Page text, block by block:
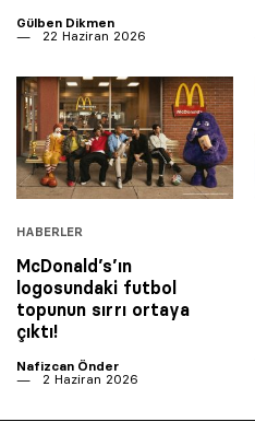
Gülben Dikmen
22 Haziran 2026
HABERLER
McDonald’s’ın
logosundaki futbol
topunun sırrı ortaya
çıktı!
Nafizcan Önder
2 Haziran 2026